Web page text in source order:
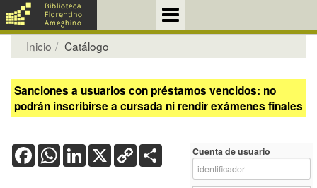
Inicio Catálogo
Sanciones a usuarios con préstamos vencidos: no
podrán inscribirse a cursada ni rendir exámenes finales
FacebookWhatsApp
LinkedIn
X Copy
Link
Cuenta de usuario